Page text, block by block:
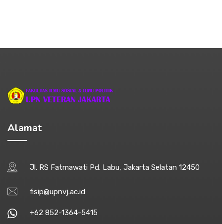
Alamat
Jl. RS Fatmawati Pd. Labu, Jakarta Selatan 12450
fisip@upnvj.ac.id
+62 852-1364-5415